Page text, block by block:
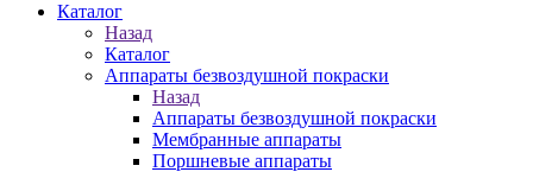
Каталог
Назад
Каталог
Аппараты безвоздушной покраски
Назад
Аппараты безвоздушной покраски
Мембранные аппараты
Поршневые аппараты